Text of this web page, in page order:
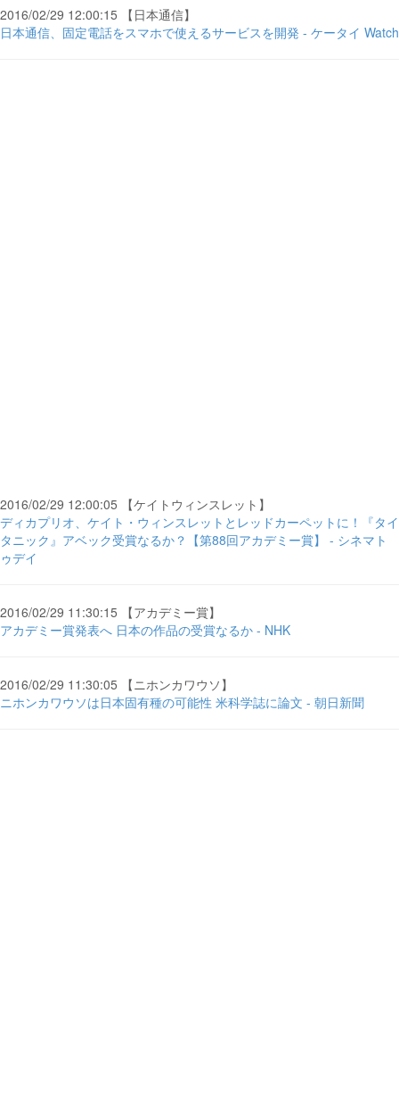
2016/02/29 12:00:15 【日本通信】
日本通信、固定電話をスマホで使えるサービスを開発 - ケータイ Watch
2016/02/29 12:00:05 【ケイトウィンスレット】
ディカプリオ、ケイト・ウィンスレットとレッドカーペットに！『タイ
タニック』アベック受賞なるか？【第88回アカデミー賞】 - シネマト
ゥデイ
2016/02/29 11:30:15 【アカデミー賞】
アカデミー賞発表へ 日本の作品の受賞なるか - NHK
2016/02/29 11:30:05 【ニホンカワウソ】
ニホンカワウソは日本固有種の可能性 米科学誌に論文 - 朝日新聞